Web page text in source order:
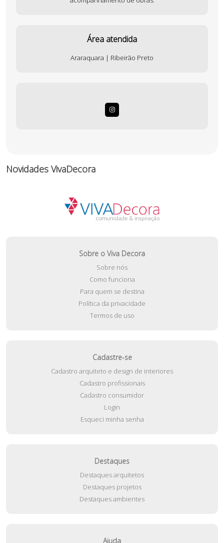
Área atendida
Araraquara | Ribeirão Preto
Novidades VivaDecora
Sobre o Viva Decora
Sobre nós
Como funciona
Para quem se destina
Política da privacidade
Termos de uso
Cadastre-se
Cadastro arquiteto e design de interiores
Cadastro profissionais
Cadastro consumidor
Login
Esqueci minha senha
Destaques
Destaques arquitetos
Destaques projetos
Destaques ambientes
Ajuda